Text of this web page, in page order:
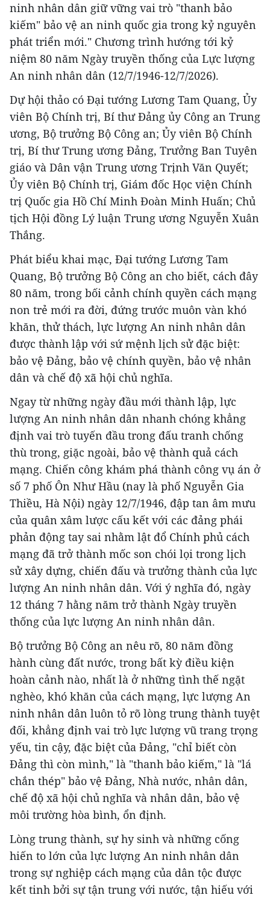
ninh nhân dân giữ vững vai trò "thanh bảo
kiếm" bảo vệ an ninh quốc gia trong kỷ nguyên
phát triển mới." Chương trình hướng tới kỷ
niệm 80 năm Ngày truyền thống của Lực lượng
An ninh nhân dân (12/7/1946-12/7/2026).
Dự hội thảo có Đại tướng Lương Tam Quang, Ủy
viên Bộ Chính trị, Bí thư Đảng ủy Công an Trung
ương, Bộ trưởng Bộ Công an; Ủy viên Bộ Chính
trị, Bí thư Trung ương Đảng, Trưởng Ban Tuyên
giáo và Dân vận Trung ương Trịnh Văn Quyết;
Ủy viên Bộ Chính trị, Giám đốc Học viện Chính
trị Quốc gia Hồ Chí Minh Đoàn Minh Huấn; Chủ
tịch Hội đồng Lý luận Trung ương Nguyễn Xuân
Thắng.
Phát biểu khai mạc, Đại tướng Lương Tam
Quang, Bộ trưởng Bộ Công an cho biết, cách đây
80 năm, trong bối cảnh chính quyền cách mạng
non trẻ mới ra đời, đứng trước muôn vàn khó
khăn, thử thách, lực lượng An ninh nhân dân
được thành lập với sứ mệnh lịch sử đặc biệt:
bảo vệ Đảng, bảo vệ chính quyền, bảo vệ nhân
dân và chế độ xã hội chủ nghĩa.
Ngay từ những ngày đầu mới thành lập, lực
lượng An ninh nhân dân nhanh chóng khẳng
định vai trò tuyến đầu trong đấu tranh chống
thù trong, giặc ngoài, bảo vệ thành quả cách
mạng. Chiến công khám phá thành công vụ án ở
số 7 phố Ôn Như Hầu (nay là phố Nguyễn Gia
Thiều, Hà Nội) ngày 12/7/1946, đập tan âm mưu
của quân xâm lược cấu kết với các đảng phái
phản động tay sai nhằm lật đổ Chính phủ cách
mạng đã trở thành mốc son chói lọi trong lịch
sử xây dựng, chiến đấu và trưởng thành của lực
lượng An ninh nhân dân. Với ý nghĩa đó, ngày
12 tháng 7 hằng năm trở thành Ngày truyền
thống của lực lượng An ninh nhân dân.
Bộ trưởng Bộ Công an nêu rõ, 80 năm đồng
hành cùng đất nước, trong bất kỳ điều kiện
hoàn cảnh nào, nhất là ở những tình thế ngặt
nghèo, khó khăn của cách mạng, lực lượng An
ninh nhân dân luôn tỏ rõ lòng trung thành tuyệt
đối, khẳng định vai trò lực lượng vũ trang trọng
yếu, tin cậy, đặc biệt của Đảng, "chỉ biết còn
Đảng thì còn mình," là "thanh bảo kiếm," là "lá
chắn thép" bảo vệ Đảng, Nhà nước, nhân dân,
chế độ xã hội chủ nghĩa và nhân dân, bảo vệ
môi trường hòa bình, ổn định.
Lòng trung thành, sự hy sinh và những cống
hiến to lớn của lực lượng An ninh nhân dân
trong sự nghiệp cách mạng của dân tộc được
kết tinh bởi sự tận trung với nước, tận hiếu với